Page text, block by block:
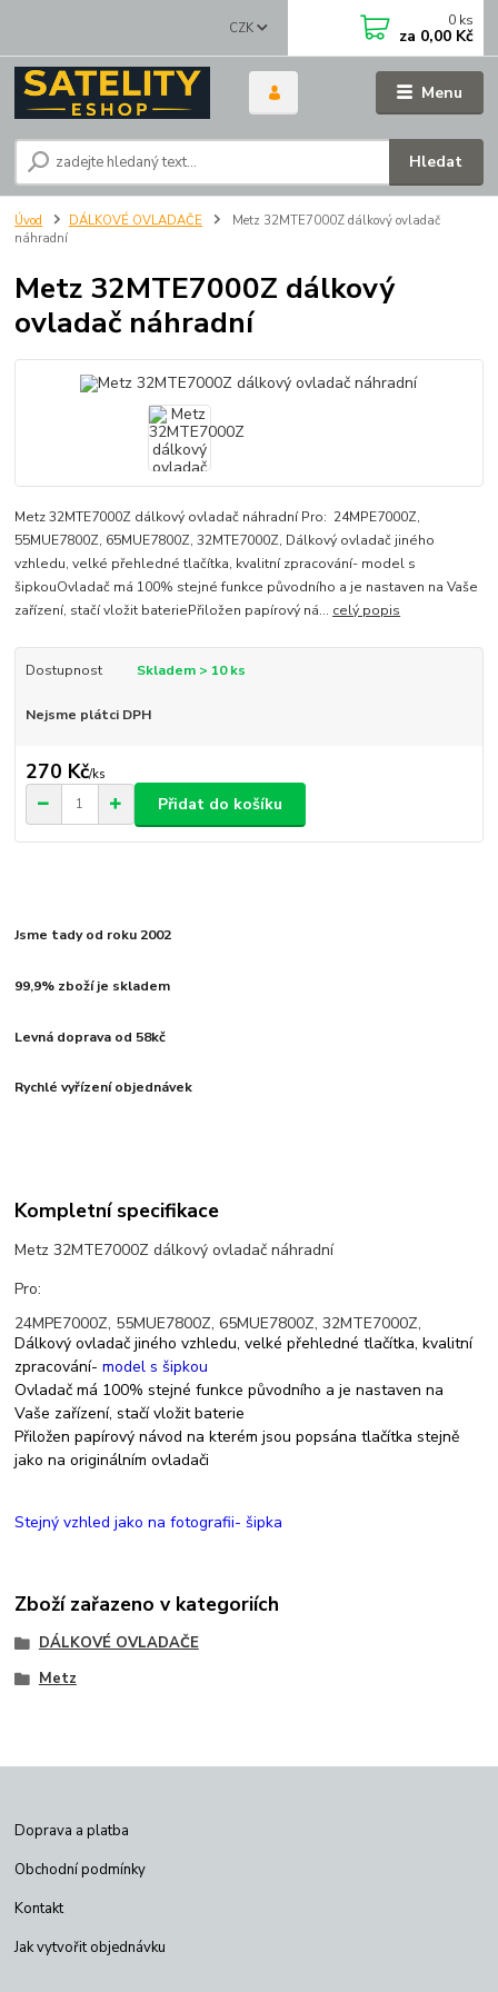
Menu
CZK
Hledat
0 ks
za 0,00 Kč
Úvod DÁLKOVÉ OVLADAČE
Metz 32MTE7000Z dálkový ovladač
náhradní
Metz 32MTE7000Z dálkový
ovladač náhradní
Metz 32MTE7000Z dálkový ovladač náhradní Pro: 24MPE7000Z,
55MUE7800Z, 65MUE7800Z, 32MTE7000Z, Dálkový ovladač jiného
vzhledu, velké přehledné tlačítka, kvalitní zpracování- model s
šipkouOvladač má 100% stejné funkce původního a je nastaven na Vaše
zařízení, stačí vložit bateriePřiložen papírový ná... celý popis
Dostupnost Skladem > 10 ks
Nejsme plátci DPH
270 Kč/ks
Přidat do košíku
Jsme tady od roku 2002
99,9% zboží je skladem
Levná doprava od 58kč
Rychlé vyřízení objednávek
Kompletní specifikace
Metz 32MTE7000Z dálkový ovladač náhradní
Pro:
24MPE7000Z, 55MUE7800Z, 65MUE7800Z, 32MTE7000Z,
Dálkový ovladač jiného vzhledu, velké přehledné tlačítka, kvalitní
zpracování- model s šipkou
Ovladač má 100% stejné funkce původního a je nastaven na
Vaše zařízení, stačí vložit baterie
Přiložen papírový návod na kterém jsou popsána tlačítka stejně
jako na originálním ovladači
Stejný vzhled jako na fotografii- šipka
Zboží zařazeno v kategoriích
DÁLKOVÉ OVLADAČE
Metz
Doprava a platba
Obchodní podmínky
Kontakt
Jak vytvořit objednávku